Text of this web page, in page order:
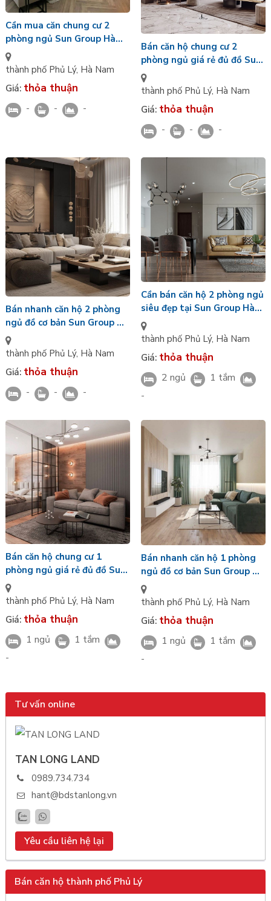
Cần mua căn chung cư 2
phòng ngủ Sun Group Hà
Nam bàn giao nguyên bản
thành phố Phủ Lý, Hà Nam
Giá: thỏa thuận
- - -
Bán căn hộ chung cư 2
phòng ngủ giá rẻ đủ đồ Sun
Group Hà Nam
thành phố Phủ Lý, Hà Nam
Giá: thỏa thuận
- - -
Bán nhanh căn hộ 2 phòng
ngủ đồ cơ bản Sun Group Hà
Nam
thành phố Phủ Lý, Hà Nam
Giá: thỏa thuận
- - -
Cần bán căn hộ 2 phòng ngủ
siêu đẹp tại Sun Group Hà
Nam giá tốt
thành phố Phủ Lý, Hà Nam
Giá: thỏa thuận
2 ngủ
1 tắm
-
Bán căn hộ chung cư 1
phòng ngủ giá rẻ đủ đồ Sun
Group Hà Nam
thành phố Phủ Lý, Hà Nam
Giá: thỏa thuận
1 ngủ
1 tắm
-
Bán nhanh căn hộ 1 phòng
ngủ đồ cơ bản Sun Group Hà
Nam
thành phố Phủ Lý, Hà Nam
Giá: thỏa thuận
1 ngủ
1 tắm
-
Tư vấn online
TAN LONG LAND
0989.734.734
hant@bdstanlong.vn
Yêu cầu liên hệ lại
Bán căn hộ thành phố Phủ Lý